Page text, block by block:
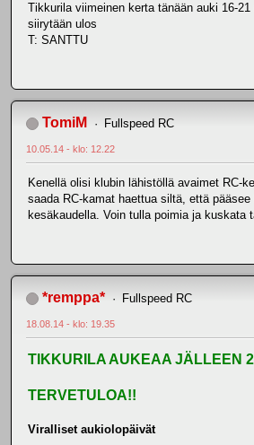
Tikkurila viimeinen kerta tänään auki 16-
siirytään ulos
T: SANTTU
TomiM Fullspeed RC
10.05.14 - klo: 12.22
Kenellä olisi klubin lähistöllä avaimet RC-
saada RC-kamat haettua siltä, että
kesäkaudella. Voin tulla poimia ja kuskata
*remppa* Fullspeed RC
18.08.14 - klo: 19.35
TIKKURILA AUKEAA JÄLLEEN
TERVETULOA!!
Viralliset aukiolopäivät